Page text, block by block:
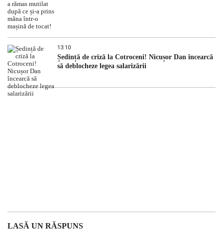
13:10
Ședință de criză la Cotroceni! Nicușor Dan încearcă
să deblocheze legea salarizării
LASĂ UN RĂSPUNS